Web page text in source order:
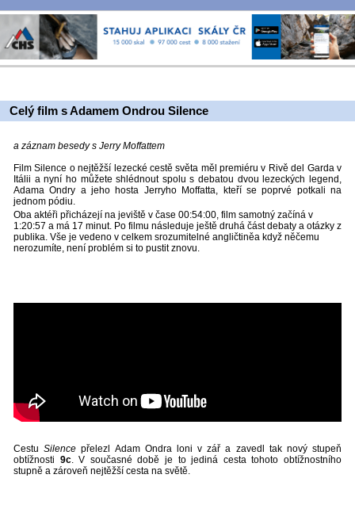
Celý film s Adamem Ondrou Silence
a záznam besedy s Jerry Moffattem
Film Silence o nejtěžší lezecké cestě světa měl premiéru v Rivě del Garda v
Itálii a nyní ho můžete shlédnout spolu s debatou dvou lezeckých legend,
Adama Ondry a jeho hosta Jerryho Moffatta, kteří se poprvé potkali na
jednom pódiu.
Oba aktéři přicházejí na jeviště v čase 00:54:00, film samotný začíná v
1:20:57 a má 17 minut. Po filmu následuje ještě druhá část debaty a otázky z
publika. Vše je vedeno v celkem srozumitelné angličtiněa když něčemu
nerozumíte, není problém si to pustit znovu.
CestuSilence přelezl Adam Ondra loni v zář a zavedl tak nový stupeň
obtížnosti 9c. V současné době je to jediná cesta tohoto obtížnostního
stupně a zároveň nejtěžší cesta na světě.